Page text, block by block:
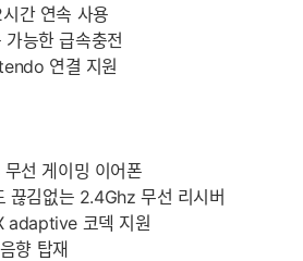
간 연속 사용
능한 급속충전
연결 지원
선 게이밍 이어폰
끊김없는 2.4Ghz 무선 리시버
코덱 지원
향 탑재